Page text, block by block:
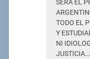
SERA EL
TODO EL
Y
NI